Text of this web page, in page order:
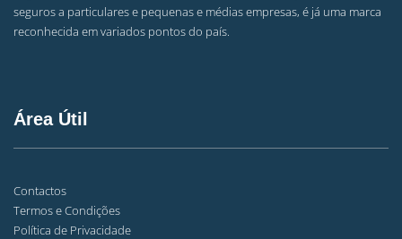
seguros a particulares e pequenas e médias empresas, é já uma marca
reconhecida em variados pontos do país.
Área Útil
Contactos
Termos e Condições
Política de Privacidade